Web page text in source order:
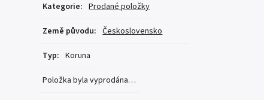
Kategorie: Prodané položky
Země původu: Československo
Typ: Koruna
Položka byla vyprodána…